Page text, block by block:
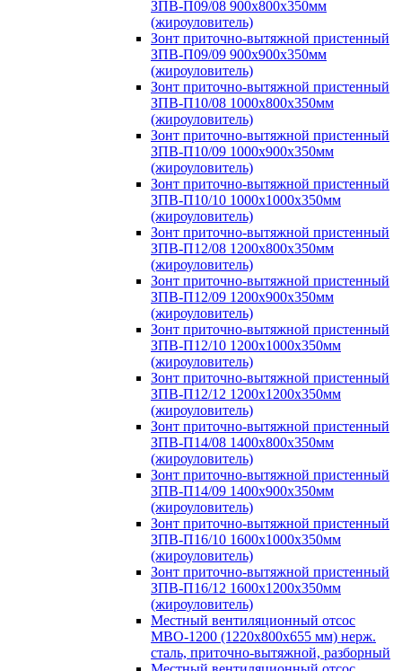
ЗПВ-П09/08 900х800х350мм
(жироуловитель)
Зонт приточно-вытяжной пристенный
ЗПВ-П09/09 900х900х350мм
(жироуловитель)
Зонт приточно-вытяжной пристенный
ЗПВ-П10/08 1000х800х350мм
(жироуловитель)
Зонт приточно-вытяжной пристенный
ЗПВ-П10/09 1000х900х350мм
(жироуловитель)
Зонт приточно-вытяжной пристенный
ЗПВ-П10/10 1000х1000х350мм
(жироуловитель)
Зонт приточно-вытяжной пристенный
ЗПВ-П12/08 1200х800х350мм
(жироуловитель)
Зонт приточно-вытяжной пристенный
ЗПВ-П12/09 1200х900х350мм
(жироуловитель)
Зонт приточно-вытяжной пристенный
ЗПВ-П12/10 1200х1000х350мм
(жироуловитель)
Зонт приточно-вытяжной пристенный
ЗПВ-П12/12 1200х1200х350мм
(жироуловитель)
Зонт приточно-вытяжной пристенный
ЗПВ-П14/08 1400х800х350мм
(жироуловитель)
Зонт приточно-вытяжной пристенный
ЗПВ-П14/09 1400х900х350мм
(жироуловитель)
Зонт приточно-вытяжной пристенный
ЗПВ-П16/10 1600х1000х350мм
(жироуловитель)
Зонт приточно-вытяжной пристенный
ЗПВ-П16/12 1600х1200х350мм
(жироуловитель)
Местный вентиляционный отсос
МВО-1200 (1220х800х655 мм) нерж.
сталь, приточно-вытяжной, разборный